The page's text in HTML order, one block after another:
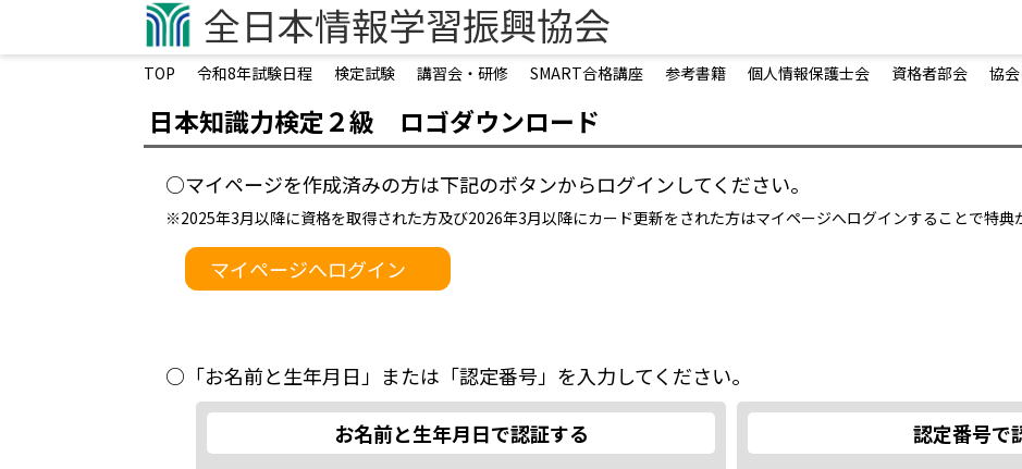
全日本情報学習振興協会
企業担当者向けページ
学生向けページ
オンライン・ライブ検定試験
オンライン試験システム構築
認定会場募集
認定会場専用サイト
領収書発行フォーム
お問い合わせ
TOP 令和8年試験日程 検定試験 講習会・研修 SMART合格講座 参考書籍 個人情報保護士会 資格者部会 協
日本知識力検定２級 ロゴダウンロード
○マイページを作成済みの方は下記のボタンからログインしてください。
※2025年3月以降に資格を取得された方及び2026年3月以降にカード更新をされた方はマイページへログインすることで特典
マイページへログイン
○「お名前と生年月日」または「認定番号」を入力してください。
お名前と生年月日で認証する 認定番号で